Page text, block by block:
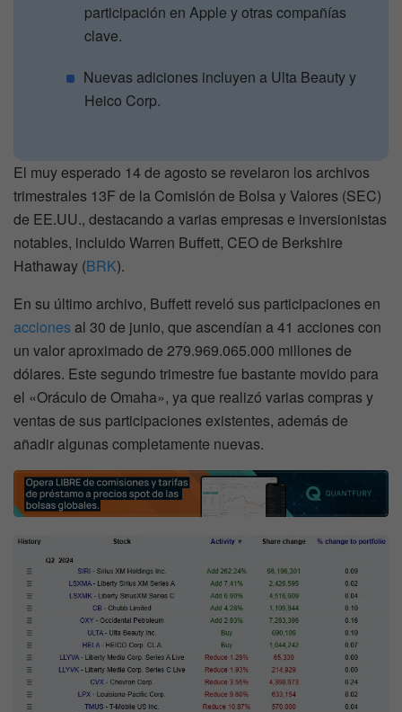
participación en Apple y otras compañías
clave.
Nuevas adiciones incluyen a Ulta Beauty y
Heico Corp.
El muy esperado 14 de agosto se revelaron los archivos
trimestrales 13F de la Comisión de Bolsa y Valores (SEC)
de EE.UU., destacando a varias empresas e inversionistas
notables, incluido Warren Buffett, CEO de Berkshire
Hathaway (BRK).
En su último archivo, Buffett reveló sus participaciones en
acciones al 30 de junio, que ascendían a 41 acciones con
un valor aproximado de 279.969.065.000 millones de
dólares. Este segundo trimestre fue bastante movido para
el «Oráculo de Omaha», ya que realizó varias compras y
ventas de sus participaciones existentes, además de
añadir algunas completamente nuevas.